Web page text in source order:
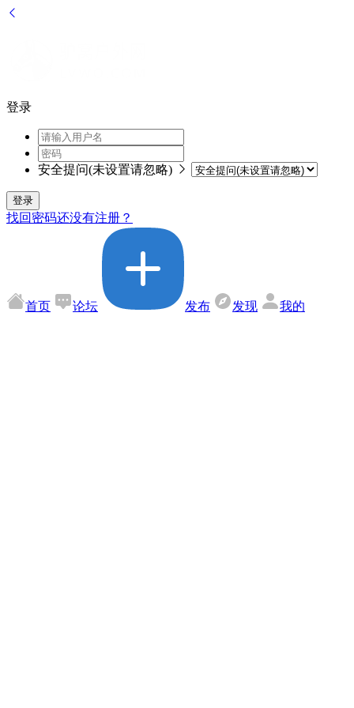
登录
安全提问(未设置请忽略)
登录
找回密码还没有注册？
首页 论坛 发布 发现 我的